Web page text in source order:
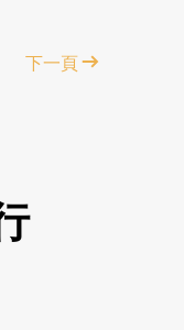
下一頁